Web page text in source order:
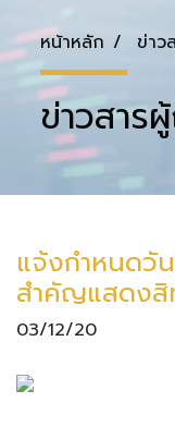
หน้าหลัก ข่าว
ข่าวสาร
แจ้งกำหนดวั
สำคัญแสดงสิ
03/12/20